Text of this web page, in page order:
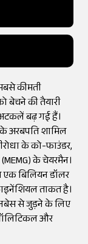
कीमती
बेचने की तैयारी
बढ़ गई हैं।
अरबपति शामिल
के को-फाउंडर,
के चेयरमैन।
एक बिलियन डॉलर
ताकत है।
से जुड़ने के लिए
और